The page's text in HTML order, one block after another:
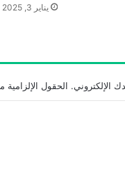
يناير 3, 2025
الإلكتروني. الحقول الإلزامية